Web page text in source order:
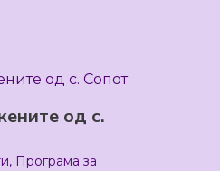
од с.
, Програма за